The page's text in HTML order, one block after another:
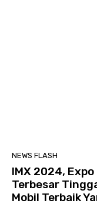
NEWS FLASH
IMX 2024,
Terbesar
Mobil Terbaik